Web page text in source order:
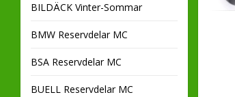
BILDÄCK Vinter-Sommar
BMW Reservdelar MC
BSA Reservdelar MC
BUELL Reservdelar MC